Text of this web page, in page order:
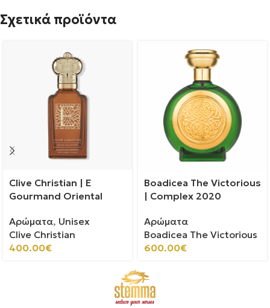
Σχετικά προϊόντα
Clive Christian | E
Gourmand Oriental
Αρώματα, Unisex
Clive Christian
400.00€
Boadicea The Victorious
| Complex 2020
Αρώματα
Boadicea The Victorious
600.00€